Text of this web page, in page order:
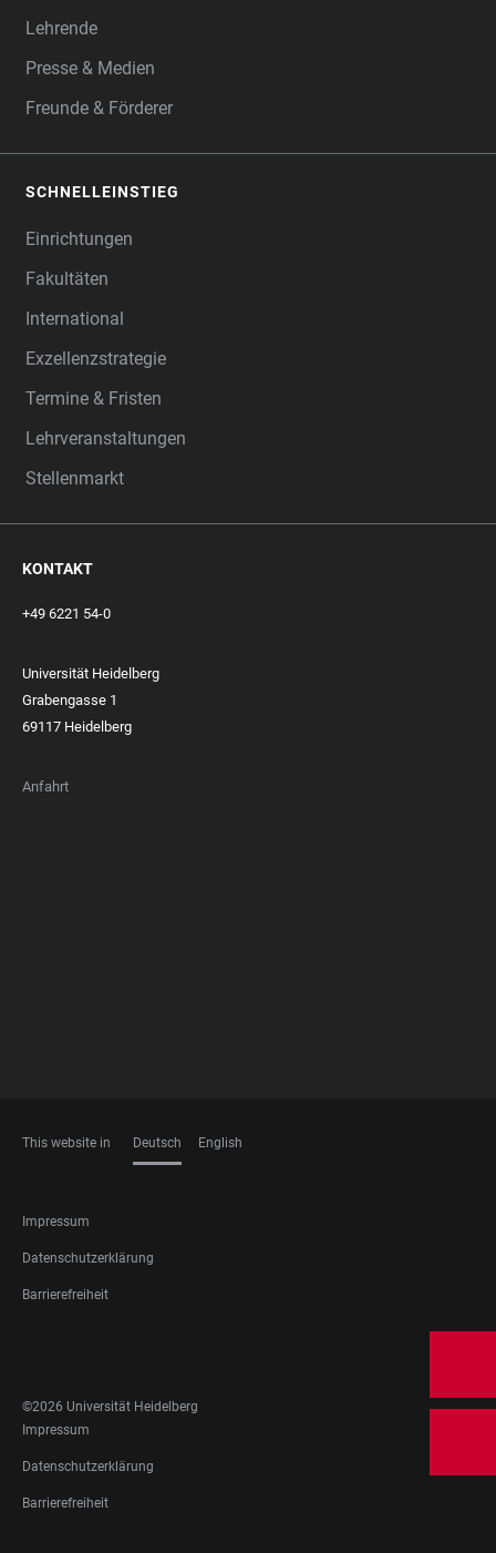
Lehrende
Presse & Medien
Freunde & Förderer
SCHNELLEINSTIEG
Einrichtungen
Fakultäten
International
Exzellenzstrategie
Termine & Fristen
Lehrveranstaltungen
Stellenmarkt
KONTAKT
+49 6221 54-0
Universität Heidelberg
Grabengasse 1
69117 Heidelberg
Anfahrt
This website in Deutsch English
FOOTER
LEGAL
Impressum
Datenschutzerklärung
Barrierefreiheit
MEDIA
©2026 Universität Heidelberg
FOOTER
LEGAL
Impressum
Datenschutzerklärung
Barrierefreiheit